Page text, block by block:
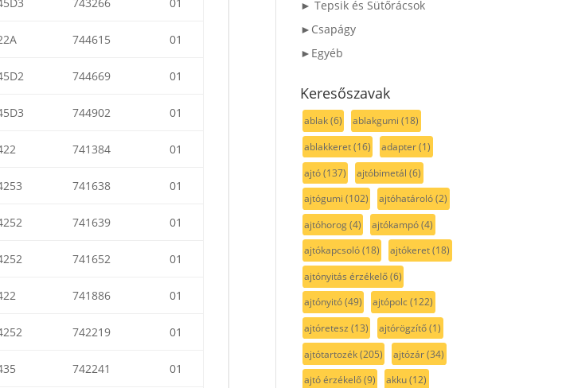
744615 01
744669 01
744902 01
741384 01
741638 01
741639 01
741652 01
741886 01
742219 01
742241 01
► Tepsik és Sütőrácsok
►Csapágy
►Egyéb
Keresőszavak
ablak(6) ablakgumi (18)
ablakkeret(16) adapter(1)
ajtó(137) ajtóbimetál (6)
ajtógumi (102) ajtóhatároló(2)
ajtóhorog(4) ajtókampó(4)
ajtókapcsoló(18) ajtókeret(18)
ajtónyitás érzékelő(6)
ajtónyitó(49) ajtópolc(122)
ajtóretesz (13) ajtórögzítő(1)
ajtótartozék(205) ajtózár(34)
ajtó érzékelő(9) akku(12)